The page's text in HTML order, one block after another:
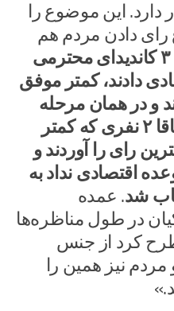
دارد. این موضوع را
رای دادن مردم هم
اتفاقا آن ۲، ۳ کاندیدای محترمی
دادند، کمتر موفق
و در همان مرحله
نخست حذف شدند و اتفاقا ۲ نفری که کمتر
رای را آوردند و
اقتصادی نداد به
شد. عمده
در طول مناظره‌ها
کرد از جنس
نیز همین را